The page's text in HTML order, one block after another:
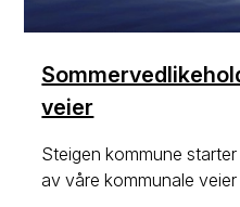
veier
Steigen kommune
av våre kommunale